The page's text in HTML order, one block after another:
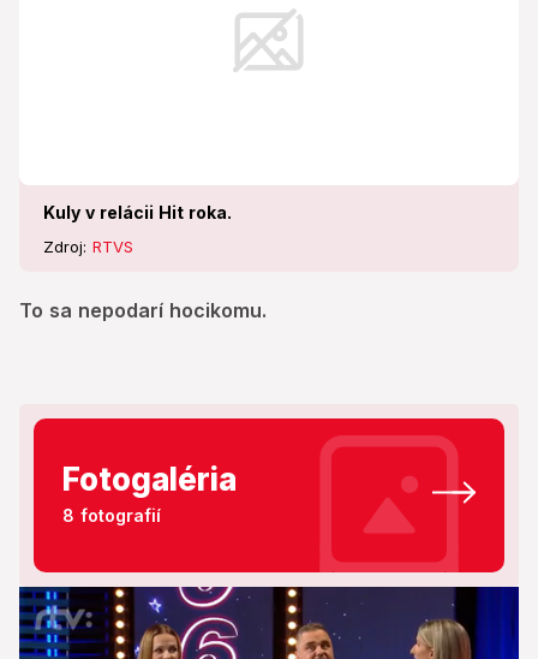
Kuly v relácii Hit roka.
Zdroj: RTVS
To sa nepodarí hocikomu.
Fotogaléria
8 fotografií